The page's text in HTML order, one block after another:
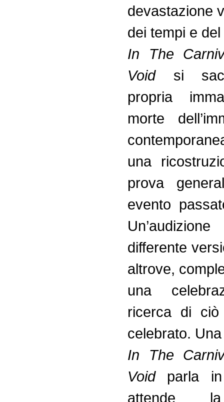
devastazione
dei tempi e
In The
Voidsi
propria
morte
una
prova
evento
differente
altrove,
una
ricerca di
celebrato.
In The
Voidparla in
attende